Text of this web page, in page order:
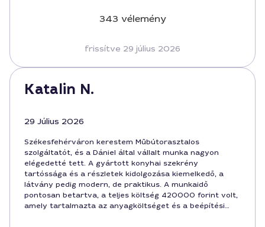
343 vélemény
frissítve 29 július 2026
Katalin N.
29 Július 2026
Székesfehérváron kerestem Műbútorasztalos
szolgáltatót, és a Dániel által vállalt munka nagyon
elégedetté tett. A gyártott konyhai szekrény
tartóssága és a részletek kidolgozása kiemelkedő, a
látvány pedig modern, de praktikus. A munkaidő
pontosan betartva, a teljes költség 420000 forint volt,
amely tartalmazta az anyagköltséget és a beépítési